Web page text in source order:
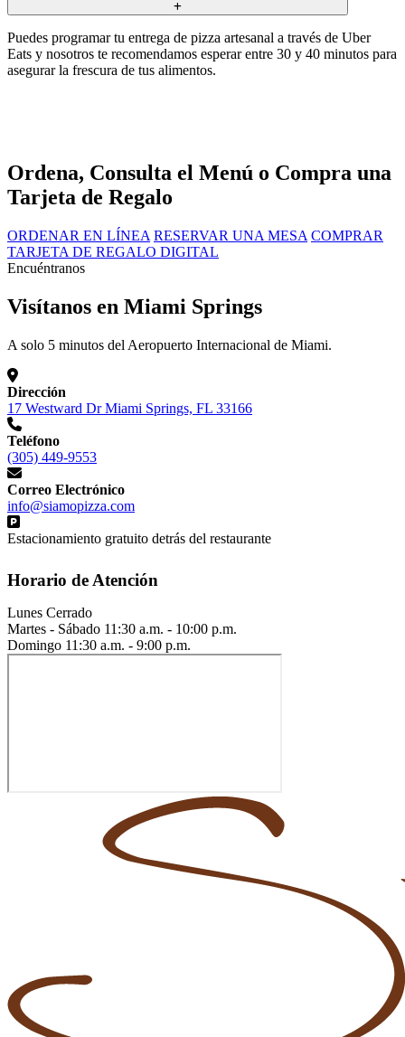
Puedes programar tu entrega de pizza artesanal a través de Uber
Eats y nosotros te recomendamos esperar entre 30 y 40 minutos para
asegurar la frescura de tus alimentos.
Ordena, Consulta el Menú o Compra una
Tarjeta de Regalo
ORDENAR EN LÍNEA RESERVAR UNA MESA COMPRAR
TARJETA DE REGALO DIGITAL
Encuéntranos
Visítanos en Miami Springs
A solo 5 minutos del Aeropuerto Internacional de Miami.
Dirección
17 Westward Dr Miami Springs, FL 33166
Teléfono
(305) 449-9553
Correo Electrónico
info@siamopizza.com
Estacionamiento gratuito detrás del restaurante
Horario de Atención
Lunes Cerrado
Martes - Sábado 11:30 a.m. - 10:00 p.m.
Domingo 11:30 a.m. - 9:00 p.m.